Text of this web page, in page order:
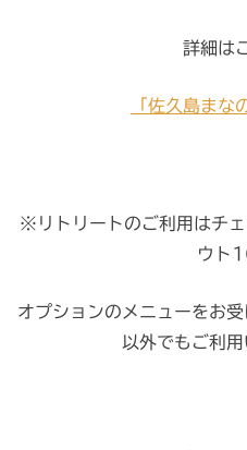
詳細は
「佐久島まな
※リトリートのご利用はチ
ウト
オプションのメニューをお
以外でもご利用